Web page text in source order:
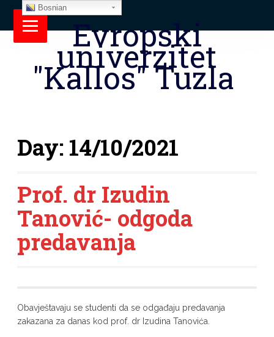
Evropski
univerzitet
"Kallos" Tuzla
Day: 14/10/2021
Prof. dr Izudin
Tanović- odgoda
predavanja
Obavještavaju se studenti da se odgađaju predavanja
zakazana za danas kod prof. dr Izudina Tanovića.
Bosnian